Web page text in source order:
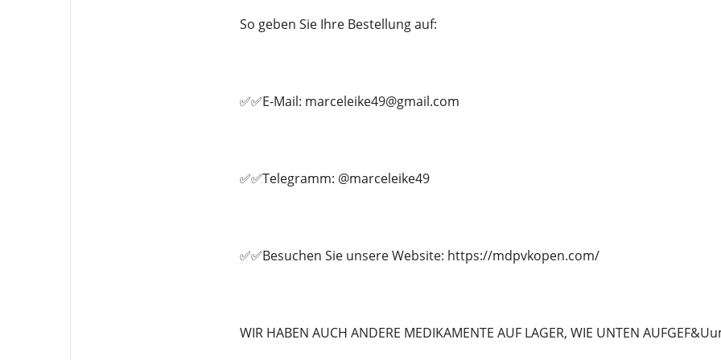
So geben Sie Ihre Bestellung auf:
✅✅E-Mail: marceleike49@gmail.com
✅✅Telegramm: @marceleike49
✅✅Besuchen Sie unsere Website: https://mdpvkopen.com/
WIR HABEN AUCH ANDERE MEDIKAMENTE AUF LAGER, WIE UNTEN